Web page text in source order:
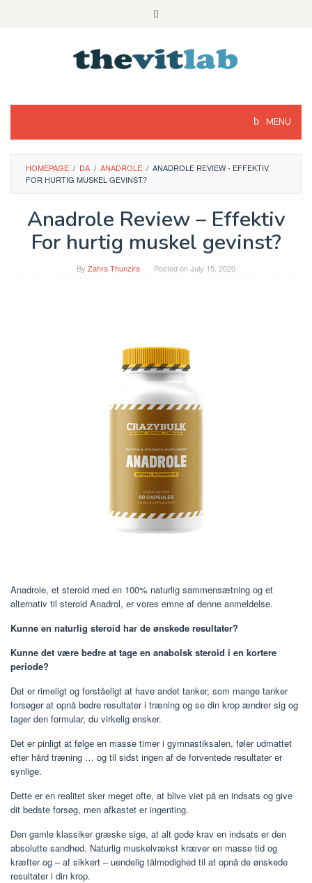
MENU
HOMEPAGE / DA / ANADROLE / ANADROLE REVIEW - EFFEKTIV
FOR HURTIG MUSKEL GEVINST?
Anadrole Review – Effektiv
For hurtig muskel gevinst?
By Zahra Thunzira Posted onJuly 15, 2020
Anadrole, et steroid med en 100% naturlig sammensætning og et
alternativ til steroid Anadrol, er vores emne af denne anmeldelse.
Kunne en naturlig steroid har de ønskede resultater?
Kunne det være bedre at tage en anabolsk steroid i en kortere
periode?
Det er rimeligt og forståeligt at have andet tanker, som mange tanker
forsøger at opnå bedre resultater i træning og se din krop ændrer sig og
tager den formular, du virkelig ønsker.
Det er pinligt at følge en masse timer i gymnastiksalen, føler udmattet
efter hård træning … og til sidst ingen af ​​de forventede resultater er
synlige.
Dette er en realitet sker meget ofte, at blive viet på en indsats og give
dit bedste forsøg, men afkastet er ingenting.
Den gamle klassiker græske sige, at alt gode krav en indsats er den
absolutte sandhed. Naturlig muskelvækst kræver en masse tid og
kræfter og – af sikkert – uendelig tålmodighed til at opnå de ønskede
resultater i din krop.